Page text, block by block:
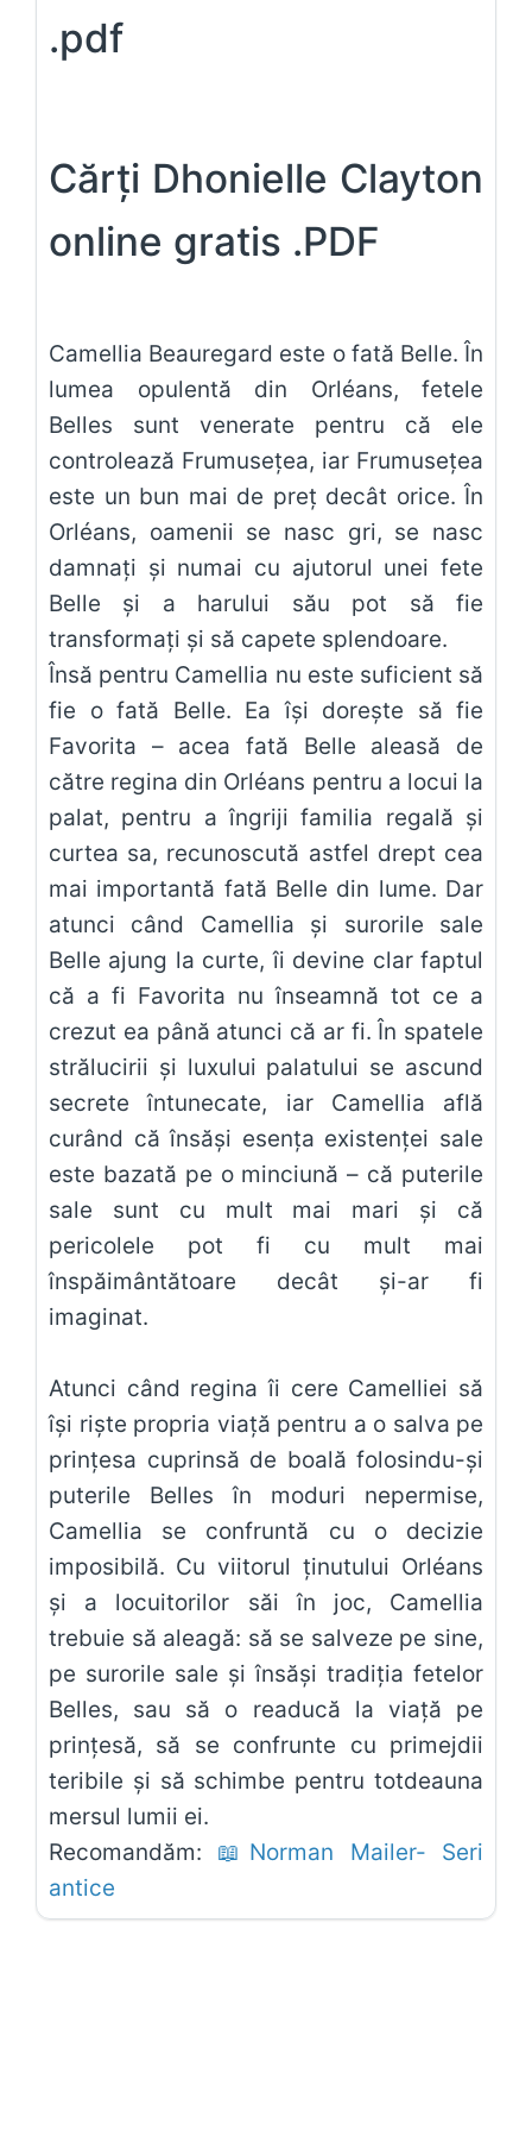
.pdf
Cărți Dhonielle Clayton
online gratis .PDF
Camellia Beauregard este o fată Belle. În
lumea opulentă din Orléans, fetele
Belles sunt venerate pentru că ele
controlează Frumusețea, iar Frumusețea
este un bun mai de preț decât orice. În
Orléans, oamenii se nasc gri, se nasc
damnați și numai cu ajutorul unei fete
Belle și a harului său pot să fie
transformați și să capete splendoare.
Însă pentru Camellia nu este suficient să
fie o fată Belle. Ea își dorește să fie
Favorita – acea fată Belle aleasă de
către regina din Orléans pentru a locui la
palat, pentru a îngriji familia regală și
curtea sa, recunoscută astfel drept cea
mai importantă fată Belle din lume. Dar
atunci când Camellia și surorile sale
Belle ajung la curte, îi devine clar faptul
că a fi Favorita nu înseamnă tot ce a
crezut ea până atunci că ar fi. În spatele
strălucirii și luxului palatului se ascund
secrete întunecate, iar Camellia află
curând că însăși esența existenței sale
este bazată pe o minciună – că puterile
sale sunt cu mult mai mari și că
pericolele pot fi cu mult mai
înspăimântătoare decât și-ar fi
imaginat.
Atunci când regina îi cere Camelliei să
își riște propria viață pentru a o salva pe
prințesa cuprinsă de boală folosindu-și
puterile Belles în moduri nepermise,
Camellia se confruntă cu o decizie
imposibilă. Cu viitorul ținutului Orléans
și a locuitorilor săi în joc, Camellia
trebuie să aleagă: să se salveze pe sine,
pe surorile sale și însăși tradiția fetelor
Belles, sau să o readucă la viață pe
prințesă, să se confrunte cu primejdii
teribile și să schimbe pentru totdeauna
mersul lumii ei.
Recomandăm: 📖Norman Mailer- Seri
antice